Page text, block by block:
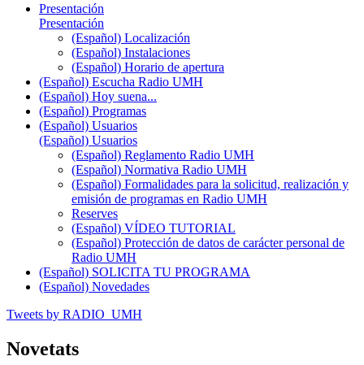
Presentación
Presentación
(Español) Localización
(Español) Instalaciones
(Español) Horario de apertura
(Español) Escucha Radio UMH
(Español) Hoy suena...
(Español) Programas
(Español) Usuarios
(Español) Usuarios
(Español) Reglamento Radio UMH
(Español) Normativa Radio UMH
(Español) Formalidades para la solicitud, realización y
emisión de programas en Radio UMH
Reserves
(Español) VÍDEO TUTORIAL
(Español) Protección de datos de carácter personal de
Radio UMH
(Español) SOLICITA TU PROGRAMA
(Español) Novedades
Tweets by RADIO_UMH
Novetats